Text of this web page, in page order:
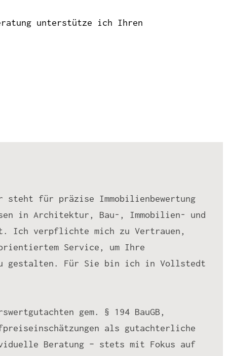
unterstütze ich Ihren
steht für präzise Immobilienbewertung
in Architektur, Bau-, Immobilien- und
Ich verpflichte mich zu Vertrauen,
Service, um Ihre
gestalten. Für Sie bin ich in Vollstedt
gem. § 194 BauGB,
als gutachterliche
Beratung – stets mit Fokus auf